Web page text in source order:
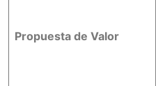
Propuesta de Valor